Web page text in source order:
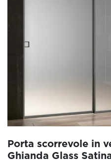
Porta scorrevole in
Ghianda Glass